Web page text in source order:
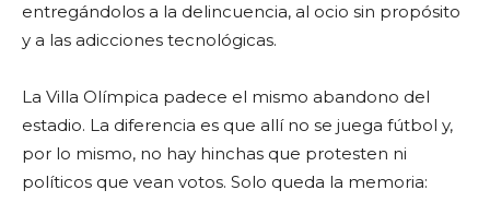
entregándolos a la delincuencia, al ocio sin propósito
y a las adicciones tecnológicas.
La Villa Olímpica padece el mismo abandono del
estadio. La diferencia es que allí no se juega fútbol y,
por lo mismo, no hay hinchas que protesten ni
políticos que vean votos. Solo queda la memoria: